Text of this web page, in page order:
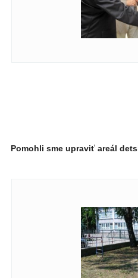
Pomohli sme upraviť areál